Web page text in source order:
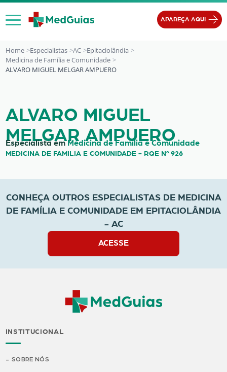
Ir para o conteúdo
APAREÇA AQUI
Home Especialistas AC
Epitaciolândia
Medicina de Família e Comunidade
ALVARO MIGUEL MELGAR AMPUERO
ALVARO MIGUEL MELGAR
ALVARO MIGUEL
MELGAR AMPUERO
Especialista emMedicina de Família e Comunidade
MEDICINA DE FAMILIA E COMUNIDADE - RQE Nº 926
CONHEÇA OUTROS ESPECIALISTAS DE MEDICINA
DE FAMÍLIA E COMUNIDADE EM EPITACIOLÂNDIA
- AC
ACESSE
INSTITUCIONAL
SOBRE NÓS